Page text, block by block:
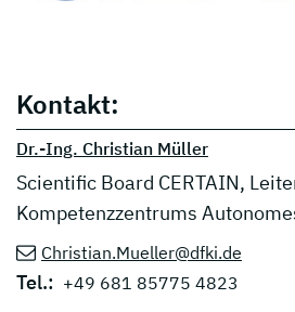
Kontakt:
Dr.-Ing. Christian Müller
Scientific Board CERTAIN,
Kompetenzzentrums
Christian.Mueller@dfki.de
Tel.: +49 681 85775 4823